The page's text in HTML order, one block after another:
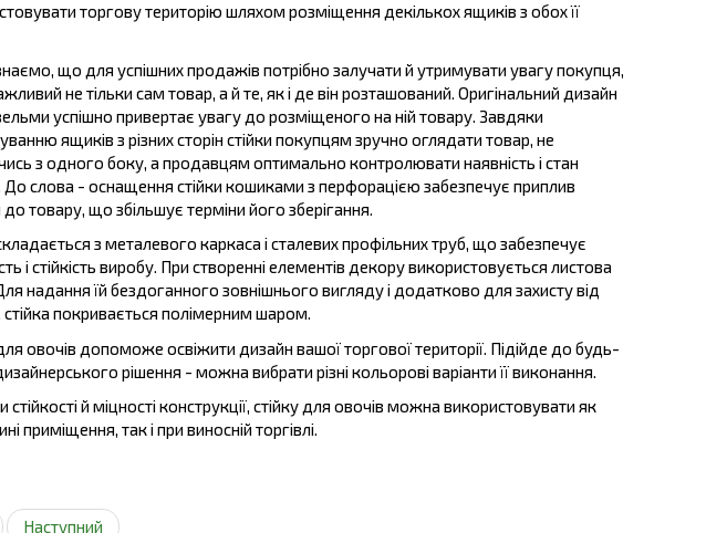
торгову територію шляхом розміщення декількох ящиків з обох її
що для успішних продажів потрібно залучати й утримувати увагу покупця,
не тільки сам товар, а й те, як і де він розташований. Оригінальний дизайн
успішно привертає увагу до розміщеного на ній товару. Завдяки
ящиків з різних сторін стійки покупцям зручно оглядати товар, не
з одного боку, а продавцям оптимально контролювати наявність і стан
До слова - оснащення стійки кошиками з перфорацією забезпечує приплив
до товару, що збільшує терміни його зберігання.
з металевого каркаса і сталевих профільних труб, що забезпечує
і стійкість виробу. При створенні елементів декору використовується листова
надання їй бездоганного зовнішнього вигляду і додатково для захисту від
стійка покривається полімерним шаром.
овочів допоможе освіжити дизайн вашої торгової території. Підійде до будь-
рішення - можна вибрати різні кольорові варіанти її виконання.
стійкості й міцності конструкції, стійку для овочів можна використовувати як
приміщення, так і при виносній торгівлі.
Наступний